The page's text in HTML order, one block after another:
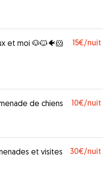
et moi 🐶🐱🐠🐹
15€/nuit
de chiens 10€/nuit
et visites
30€/nuit